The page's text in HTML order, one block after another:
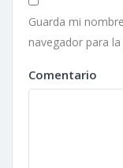
Guarda mi
navegador para
Comentario